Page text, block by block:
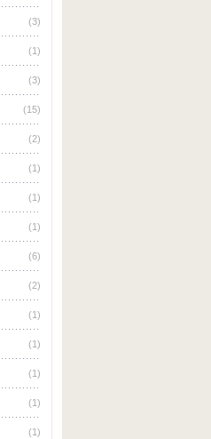
(3)
(1)
(3)
(15)
(2)
(1)
(1)
(1)
(6)
(2)
(1)
(1)
(1)
(1)
(1)